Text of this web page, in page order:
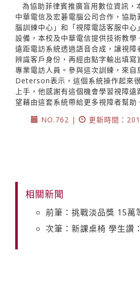
為協助菲律賓推廣盲用數位資訊，
中華電信及宏碁電腦公司合作，協助
腦訓練中心」和「視障電話客服中心
設備，本校及中華電信提供技術教學
遠距電訪系統透過語音合成，讓視障
辨識客戶身份，再經由點字輸出填寫
專業電訪人員。參與這次訓練，來
Deterson表示，這個系統操作起來
上手，他感謝有這個機會學習視障
望藉由這套系統帶給更多視障者幫助
NO.762 |
更新時間：
相關新聞
前筆：挑戰淡品獎 15萬
次筆：新課桌椅 學生讚